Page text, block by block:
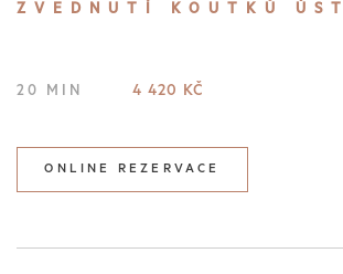
ZVEDNUTÍ KOUTKŮ ÚST
20 MIN 4 420 KČ
ONLINE REZERVACE